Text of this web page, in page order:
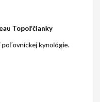
Topoľčianky
poľovníckej kynológie.